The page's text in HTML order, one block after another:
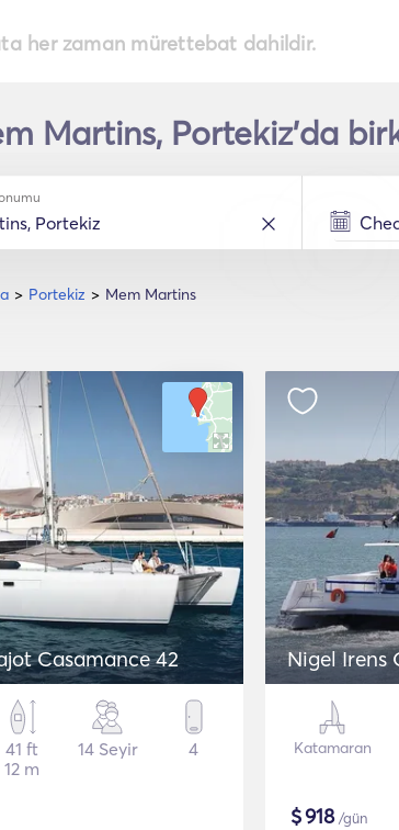
her zaman mürettebat dahildir.
Martins, Portekiz'da
Portekiz Mem Martins
Casamance 42
41 ft
12 m
14 Seyir 4
Nigel Irens
Katamaran
$918/gün